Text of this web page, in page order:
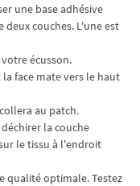
une base adhésive
deux couches. L'une est
écusson.
la face mate vers le haut
au patch.
la couche
le tissu à l'endroit
qualité optimale. Testez